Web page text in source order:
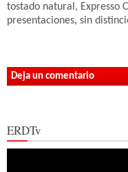
tostado natural, Expresso
presentaciones, sin
Deja un comentario
ERDTv